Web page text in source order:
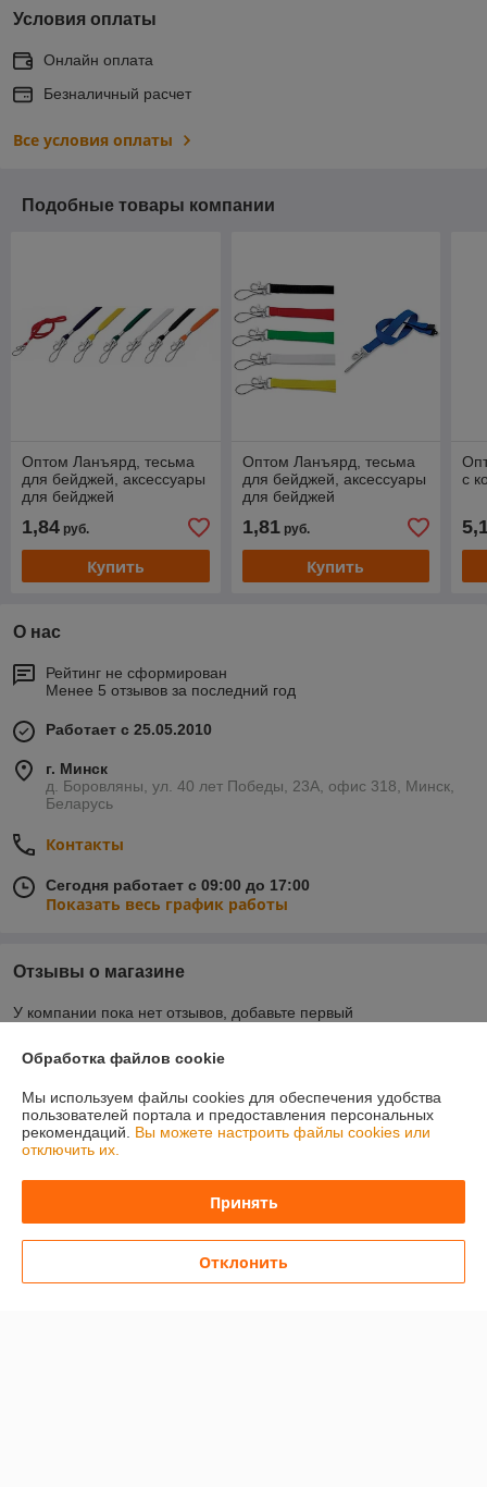
Условия оплаты
Онлайн оплата
Безналичный расчет
Все условия оплаты
Подобные товары компании
Оптом Ланъярд, тесьма
для бейджей, аксессуары
для бейджей
1,84 руб.
Купить
Оптом Ланъярд, тесьма
для бейджей, аксессуары
для бейджей
1,81руб.
Купить
с
О нас
Рейтинг не сформирован
Менее 5 отзывов за последний год
Работает с 25.05.2010
г. Минск
д. Боровляны, ул. 40 лет Победы, 23А, офис 318, Минск,
Беларусь
Контакты
Сегодня работает с 09:00 до 17:00
Показать весь график работы
Отзывы о магазине
У компании пока нет отзывов, добавьте первый
Контакты
Доставка и оплата
График работы
Полная версия сайта
Обработка файлов cookie
Мы используем файлы cookies для обеспечения удобства
пользователей портала и предоставления персональных
рекомендаций. Вы можете настроить файлы cookies или
отключить их.
Принять
Отклонить